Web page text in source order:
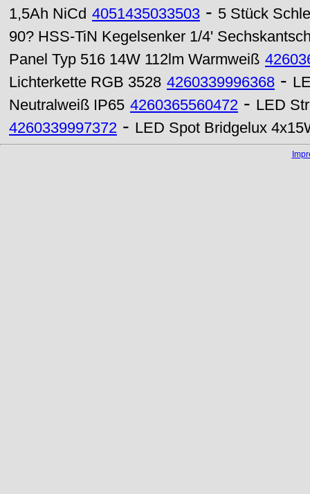
1,5Ah NiCd 4051435033503 - 5 Stück
90? HSS-TiN Kegelsenker 1/4'
Panel Typ 516 14W 112lm Warmweiß
Lichterkette RGB 3528 4260339996368 -
Neutralweiß IP65 4260365560472 - LED
4260339997372 - LED Spot Bridgelux